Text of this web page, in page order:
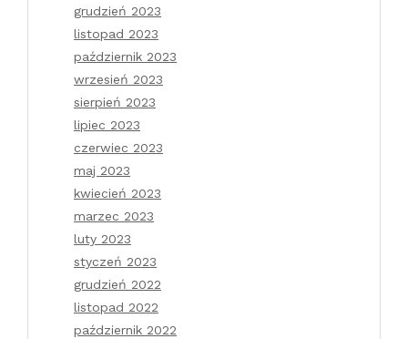
grudzień 2023
listopad 2023
październik 2023
wrzesień 2023
sierpień 2023
lipiec 2023
czerwiec 2023
maj 2023
kwiecień 2023
marzec 2023
luty 2023
styczeń 2023
grudzień 2022
listopad 2022
październik 2022